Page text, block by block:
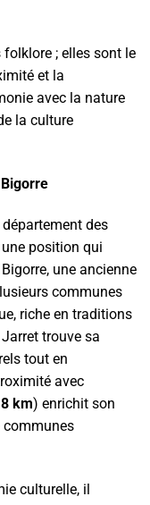
; elles sont le
et la
avec la nature
la culture
des
une position qui
une ancienne
communes
riche en traditions
trouve sa
tout en
avec
km) enrichit son
communes
culturelle, il